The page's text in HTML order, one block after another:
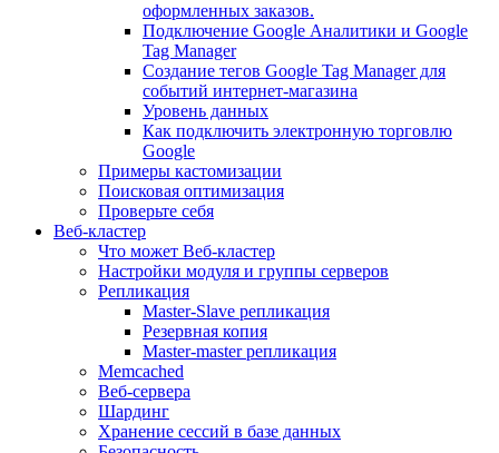
оформленных заказов.
Подключение Google Аналитики и Google
Tag Manager
Создание тегов Google Tag Manager для
событий интернет-магазина
Уровень данных
Как подключить электронную торговлю
Google
Примеры кастомизации
Поисковая оптимизация
Проверьте себя
Веб-кластер
Что может Веб-кластер
Настройки модуля и группы серверов
Репликация
Master-Slave репликация
Резервная копия
Master-master репликация
Memcached
Веб-сервера
Шардинг
Хранение сессий в базе данных